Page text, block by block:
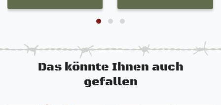
Das könnte Ihnen auch
gefallen